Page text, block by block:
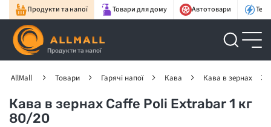
Продукти та напої Товари для дому Автотовари
Продукти та напої
AllMall Товари Гарячі напої Кава Кава в зернах
Кава в зернах Caffe Poli Extrabar 1 кг
80/20